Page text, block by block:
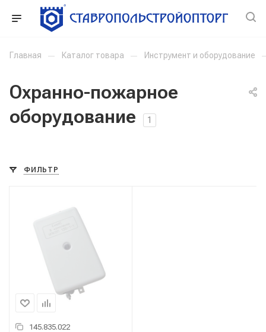
Главная — Каталог товара — Инструмент и оборудование
Охранно-пожарное
оборудование
1
ФИЛЬТР
145.835.022